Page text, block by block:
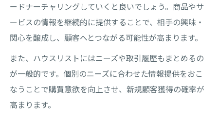
ードナーチャリングしていくと良いでしょう。商品やサ
ービスの情報を継続的に提供することで、相手の興味・
関心を醸成し、顧客へとつながる可能性が高まります。
また、ハウスリストにはニーズや取引履歴もまとめるの
が一般的です。個別のニーズに合わせた情報提供をおこ
なうことで購買意欲を向上させ、新規顧客獲得の確率が
高まります。